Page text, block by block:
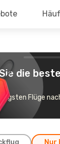
die
Flüge
Nur